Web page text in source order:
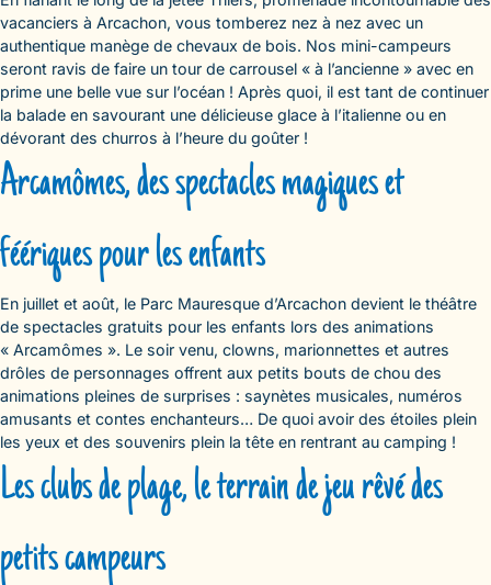
vacanciers à Arcachon, vous tomberez nez à nez avec un
authentique manège de chevaux de bois. Nos mini-campeurs
seront ravis de faire un tour de carrousel « à l’ancienne » avec en
prime une belle vue sur l’océan ! Après quoi, il est tant de continuer
la balade en savourant une délicieuse glace à l’italienne ou en
dévorant des churros à l’heure du goûter !
Arcamômes, des spectacles magiques et
féériques pour les enfants
En juillet et août, le Parc Mauresque d’Arcachon devient le théâtre
de spectacles gratuits pour les enfants lors des animations
« Arcamômes ». Le soir venu, clowns, marionnettes et autres
drôles de personnages offrent aux petits bouts de chou des
animations pleines de surprises : saynètes musicales, numéros
amusants et contes enchanteurs… De quoi avoir des étoiles plein
les yeux et des souvenirs plein la tête en rentrant au camping !
Les clubs de plage, le terrain de jeu rêvé des
petits campeurs